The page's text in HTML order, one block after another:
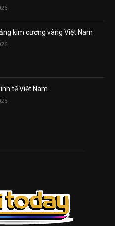
kim cương vàng Việt Nam
tế Việt Nam